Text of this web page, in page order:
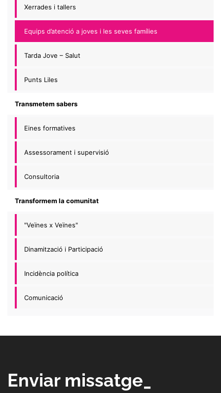
Xerrades i tallers
Equips d’atenció a joves i les seves famílies
Tarda Jove – Salut
Punts Liles
Transmetem sabers
Eines formatives
Assessorament i supervisió
Consultoria
Transformem la comunitat
"Veïnes x Veïnes"
Dinamització i Participació
Incidència política
Comunicació
Enviar missatge_